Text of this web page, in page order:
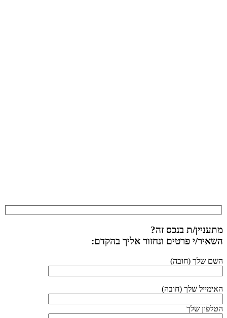
מתעניין/ת בנכס זה?
השאיר/י פרטים ונחזור אליך בהקדם:
השם שלך (חובה)
האימייל שלך (חובה)
הטלפון שלך